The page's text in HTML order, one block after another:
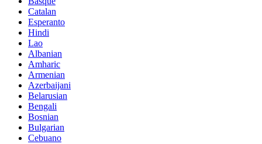
Catalan
Esperanto
Hindi
Lao
Albanian
Amharic
Armenian
Azerbaijani
Belarusian
Bengali
Bosnian
Bulgarian
Cebuano